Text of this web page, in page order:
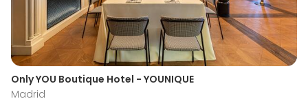
Only YOU Boutique Hotel - YOUNIQUE
Madrid